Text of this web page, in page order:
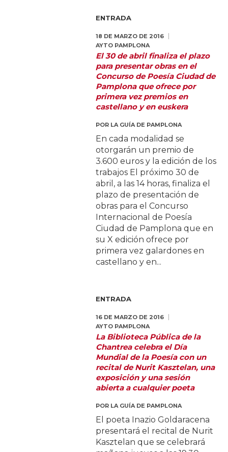
ENTRADA
18 DE MARZO DE 2016
AYTO PAMPLONA
El 30 de abril finaliza el plazo
para presentar obras en el
Concurso de Poesía Ciudad de
Pamplona que ofrece por
primera vez premios en
castellano y en euskera
POR LA GUÍA DE PAMPLONA
En cada modalidad se
otorgarán un premio de
3.600 euros y la edición de los
trabajos El próximo 30 de
abril, a las 14 horas, finaliza el
plazo de presentación de
obras para el Concurso
Internacional de Poesía
Ciudad de Pamplona que en
su X edición ofrece por
primera vez galardones en
castellano y en...
ENTRADA
16 DE MARZO DE 2016
AYTO PAMPLONA
La Biblioteca Pública de la
Chantrea celebra el Día
Mundial de la Poesía con un
recital de Nurit Kasztelan, una
exposición y una sesión
abierta a cualquier poeta
POR LA GUÍA DE PAMPLONA
El poeta Inazio Goldaracena
presentará el recital de Nurit
Kasztelan que se celebrará